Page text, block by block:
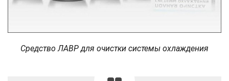
Средство ЛАВР для очистки системы охлаждения